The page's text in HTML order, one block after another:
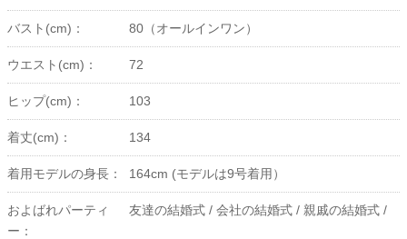
バスト(cm)： 80（オールインワン）
ウエスト(cm)： 72
ヒップ(cm)： 103
着丈(cm)： 134
着用モデルの身長： 164cm (モデルは9号着用）
およばれパーティ
ー：
友達の結婚式 / 会社の結婚式 / 親戚の結婚式 /